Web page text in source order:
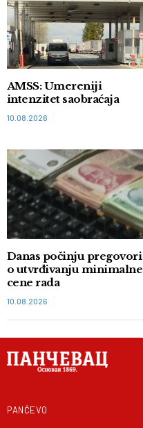
AMSS: Umereniji
intenzitet saobraćaja
10.08.2026
Danas počinju pregovori
o utvrđivanju minimalne
cene rada
10.08.2026
PANČEVO